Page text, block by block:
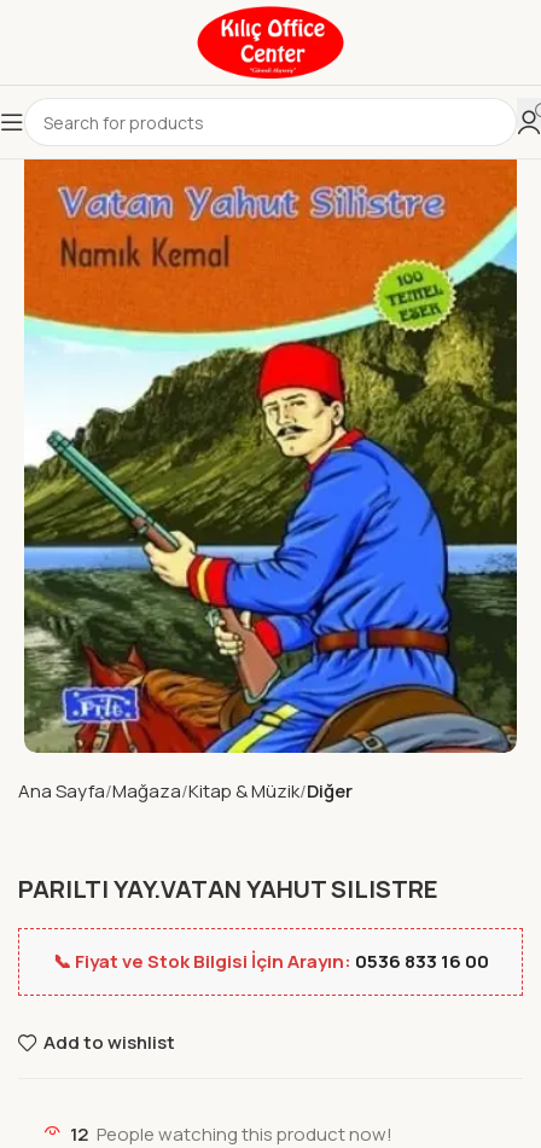
Ana Sayfa Mağaza Kitap & Müzik Diğer
PARILTI YAY.VATAN YAHUT SILISTRE
📞 Fiyat ve Stok Bilgisi İçin Arayın: 0536 833 16 00
Add to wishlist
12 People watching this product now!